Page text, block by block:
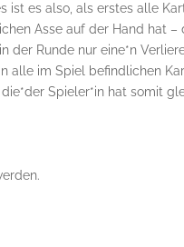
ist es also, als erstes alle
Asse auf der Hand hat –
der Runde nur eine*n
alle im Spiel befindlichen
Spieler*in hat somit